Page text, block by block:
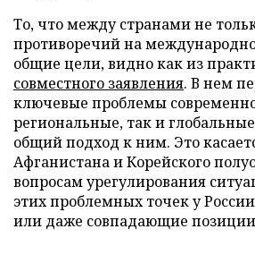
То, что между странами не
противоречий на
общие цели, видно как из
совместного заявления. В нем
ключевые проблемы
региональные, так и
общий подход к ним. Это
Афганистана и Корейского
вопросам урегулирования
этих проблемных точек у
или даже совпадающие